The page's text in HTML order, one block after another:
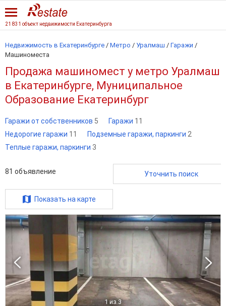
21 831 объект недвижимости Екатеринбурга
Недвижимость в Екатеринбурге / Метро / Уралмаш / Гаражи /
Машиноместа
Продажа машиномест у метро Уралмаш
в Екатеринбурге, Муниципальное
Образование Екатеринбург
Гаражи от собственников 5 Гаражи 11
Недорогие гаражи 11 Подземные гаражи, паркинги 2
Теплые гаражи, паркинги 3
81 объявление Уточнить поиск
Показать на карте
1 из 3